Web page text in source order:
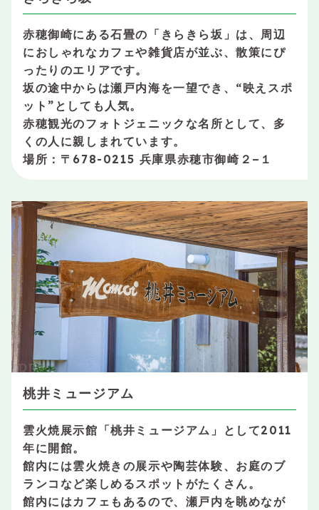
赤穂御崎にある石畳の「きらきら坂」は、周辺
におしゃれなカフェや雑貨店が並ぶ、散策にぴ
ったりのエリアです。
坂の途中からは瀬戸内海を一望でき、“映えスポ
ット”としても人気。
赤穂観光のフォトジェニックな名所として、多
くの人に親しまれています。
場所：〒678-0215 兵庫県赤穂市御崎２−１
桃井ミュージアム
雲火焼展示館「桃井ミュージアム」として2011
年に開館。
館内には雲火焼きの展示や陶芸体験、お庭のブ
ランコなど楽しめるスポットがたくさん。
館内にはカフェもあるので、瀬戸内を眺めなが